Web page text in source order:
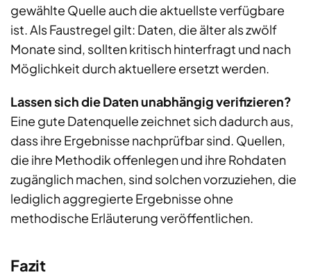
gewählte Quelle auch die aktuellste verfügbare
ist. Als Faustregel gilt: Daten, die älter als zwölf
Monate sind, sollten kritisch hinterfragt und nach
Möglichkeit durch aktuellere ersetzt werden.
Lassen sich die Daten unabhängig verifizieren?
Eine gute Datenquelle zeichnet sich dadurch aus,
dass ihre Ergebnisse nachprüfbar sind. Quellen,
die ihre Methodik offenlegen und ihre Rohdaten
zugänglich machen, sind solchen vorzuziehen, die
lediglich aggregierte Ergebnisse ohne
methodische Erläuterung veröffentlichen.
Fazit